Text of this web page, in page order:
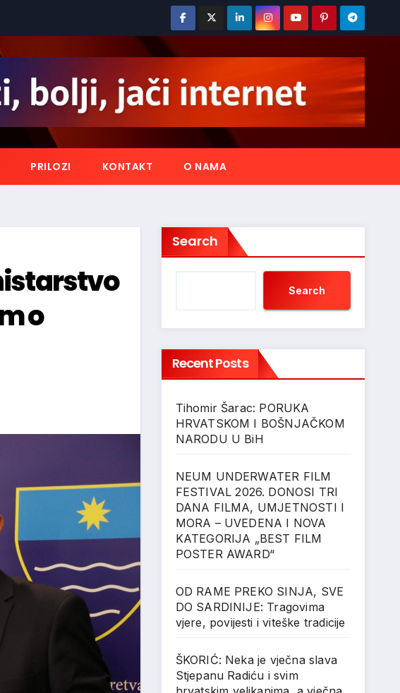
PRILOZI KONTAKT O NAMA
o
Search
Search
Recent Posts
Tihomir Šarac: PORUKA
HRVATSKOM I BOŠNJAČKOM
NARODU U BiH
NEUM UNDERWATER FILM
FESTIVAL 2026. DONOSI TRI
DANA FILMA, UMJETNOSTI I
MORA – UVEDENA I NOVA
KATEGORIJA „BEST FILM
POSTER AWARD“
OD RAME PREKO SINJA, SVE
DO SARDINIJE: Tragovima
vjere, povijesti i viteške tradicije
ŠKORIĆ: Neka je vječna slava
Stjepanu Radiću i svim